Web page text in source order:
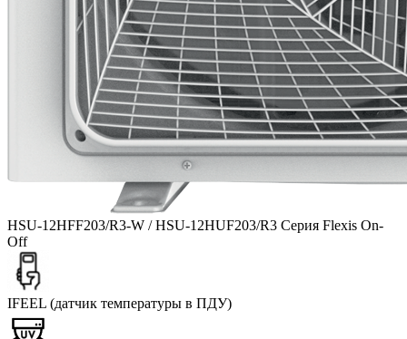
HSU-12HFF203/R3-W / HSU-12HUF203/R3 Серия Flexis On-
Off
IFEEL (датчик температуры в ПДУ)